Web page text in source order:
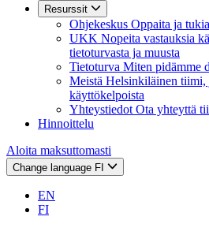
Resurssit
Ohjekeskus Oppaita ja
UKK Nopeita vastauksia
tietoturvasta ja muusta
Tietoturva Miten pidämme
Meistä Helsinkiläinen tiimi,
käyttökelpoista
Yhteystiedot Ota yhteyttä
Hinnoittelu
Aloita maksuttomasti
Change language FI
EN
FI